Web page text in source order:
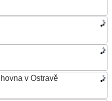
v Ostravě